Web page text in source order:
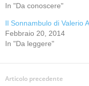
In "Da conoscere"
Il Sonnambulo di Valerio
Febbraio 20, 2014
In "Da leggere"
Articolo precedente